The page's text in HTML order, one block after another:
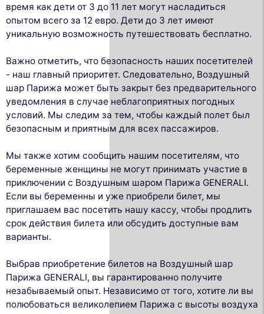
время как дети от 3 до 11 лет могут насладиться
опытом всего за 12 евро. Дети до 3 лет имеют
уникальную возможность путешествовать бесплатно.
Важно отметить, что безопасность наших посетителей
- наш главный приоритет. Следовательно, Воздушный
шар Парижа может быть закрыт без предварительного
уведомления в случае неблагоприятных погодных
условий. Мы следим за тем, чтобы каждый полет был
безопасным и приятным для всех пассажиров.
Мы также хотим сообщить нашим посетителям, что
беременные женщины не могут принимать участие в
приключении с Воздушным шаром Парижа GENERALI.
Если вы беременны и уже приобрели билет, мы
приглашаем вас посетить нашу кассу, чтобы продлить
срок действия билета или обсудить доступные вам
варианты.
Выбрав приобретение билетов на Воздушный шар
Парижа GENERALI, вы гарантированно получите
незабываемый опыт. Независимо от того, хотите ли вы
полюбоваться великолепием Парижа с высоты воздуха